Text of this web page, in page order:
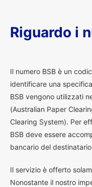
Riguardo i
Il numero BSB è un
identificare una
BSB vengono utilizzati
(Australian Paper
Clearing System). Per
BSB deve essere
bancario del
Il servizio è offerto
Nonostante il nostro